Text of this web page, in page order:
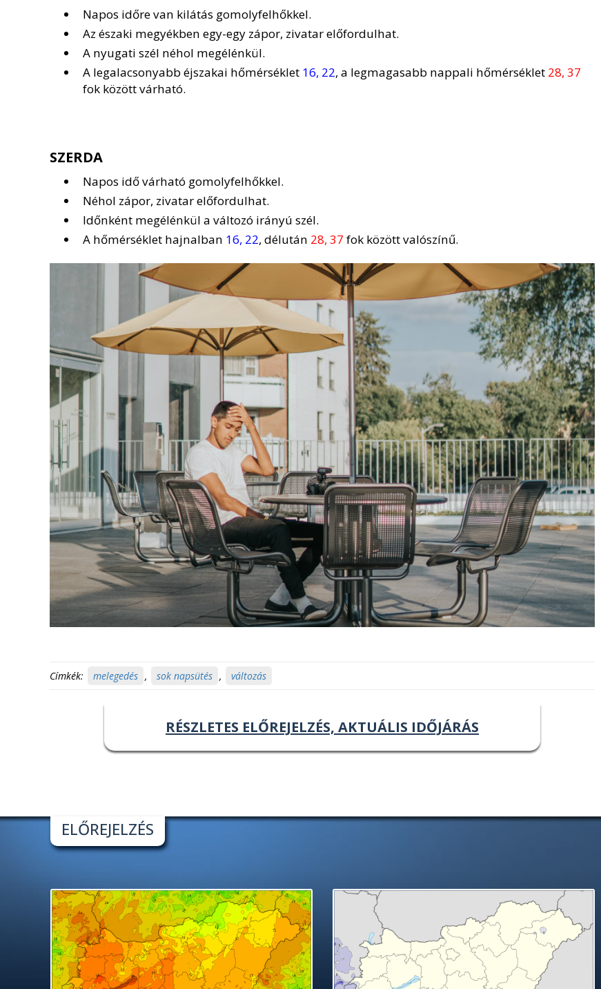
Napos időre van kilátás gomolyfelhőkkel.
Az északi megyékben egy-egy zápor, zivatar előfordulhat.
A nyugati szél néhol megélénkül.
A legalacsonyabb éjszakai hőmérséklet 16, 22, a legmagasabb nappali hőmérséklet 28, 37
fok között várható.
SZERDA
Napos idő várható gomolyfelhőkkel.
Néhol zápor, zivatar előfordulhat.
Időnként megélénkül a változó irányú szél.
A hőmérséklet hajnalban 16, 22, délután 28, 37 fok között valószínű.
Címkék: melegedés , sok napsütés , változás
RÉSZLETES ELŐREJELZÉS, AKTUÁLIS IDŐJÁRÁS
ELŐREJELZÉS